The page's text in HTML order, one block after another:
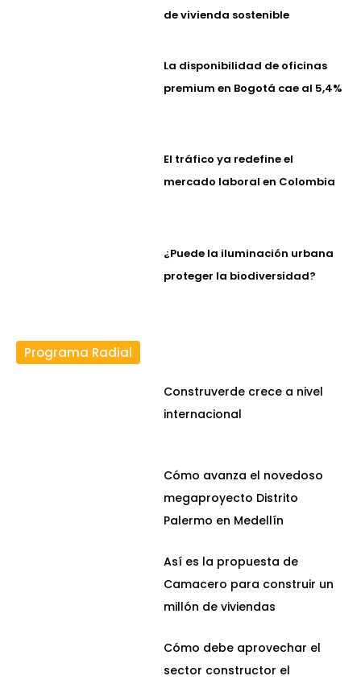
de vivienda sostenible
La disponibilidad de oficinas
premium en Bogotá cae al 5,4%
El tráfico ya redefine el
mercado laboral en Colombia
¿Puede la iluminación urbana
proteger la biodiversidad?
Programa Radial
Construverde crece a nivel
internacional
Cómo avanza el novedoso
megaproyecto Distrito
Palermo en Medellín
Así es la propuesta de
Camacero para construir un
millón de viviendas
Cómo debe aprovechar el
sector constructor el